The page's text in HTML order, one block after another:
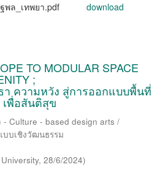
พล_เทพยา.pdf download
TO MODULAR SPACE
;
า ความหวัง สู่การออกแบบพื้นที่
พื่อสันติสุข
- Culture - based design arts /
บเชิงวัฒนธรรม
, 28/6/2024)